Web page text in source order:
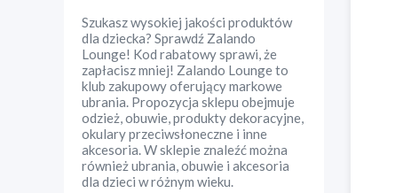
Szukasz wysokiej jakości produktów
dla dziecka? Sprawdź Zalando
Lounge! Kod rabatowy sprawi, że
zapłacisz mniej! Zalando Lounge to
klub zakupowy oferujący markowe
ubrania. Propozycja sklepu obejmuje
odzież, obuwie, produkty dekoracyjne,
okulary przeciwsłoneczne i inne
akcesoria. W sklepie znaleźć można
również ubrania, obuwie i akcesoria
dla dzieci w różnym wieku.